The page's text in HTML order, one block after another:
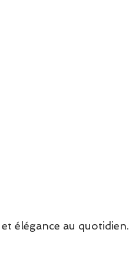
élégance au quotidien.